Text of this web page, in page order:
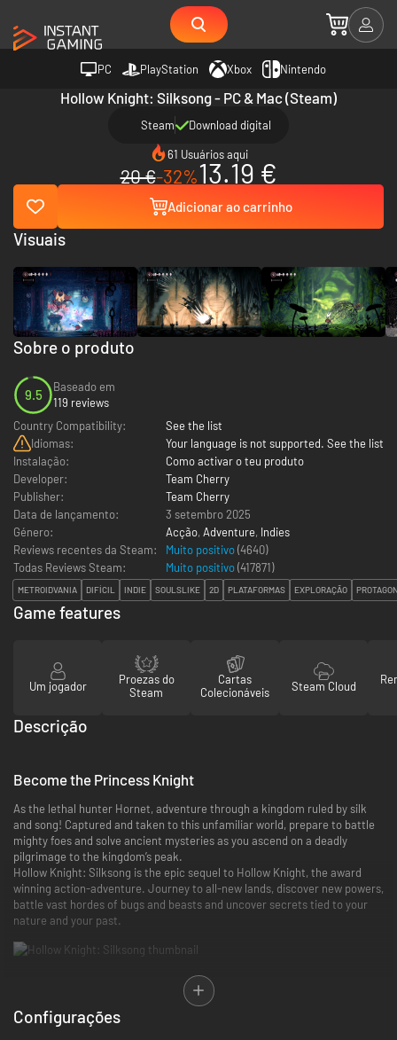
PC PlayStation Xbox Nintendo
Hollow Knight: Silksong - PC & Mac (Steam)
Steam Download digital
61 Usuários aqui
20 €-32%13.19 €
Adicionar ao carrinho
Sobre o produto
9.5
Baseado em
119 reviews
Country Compatibility:
See the list
Idiomas:
Your language is not supported. See the list
Instalação:
Como activar o teu produto
Developer:
Team Cherry
Publisher:
Team Cherry
Data de lançamento:
3 setembro 2025
Género:
Acção, Adventure, Indies
Reviews recentes da Steam:
Muito positivo(4640)
Todas Reviews Steam:
Muito positivo(417871)
METROIDVANIA DIFÍCIL INDIE SOULSLIKE 2D PLATAFORMAS EXPLORAÇÃO
Visuais
Game features
Um jogador
Proezas do
Steam
Cartas
Colecionáveis
Steam Cloud
Descrição
Become the Princess Knight
As the lethal hunter Hornet, adventure through a kingdom ruled by silk
and song! Captured and taken to this unfamiliar world, prepare to battle
mighty foes and solve ancient mysteries as you ascend on a deadly
pilgrimage to the kingdom’s peak.
Hollow Knight: Silksong is the epic sequel to Hollow Knight, the award
winning action-adventure. Journey to all-new lands, discover new powers,
battle vast hordes of bugs and beasts and uncover secrets tied to your
nature and your past.
Discover the fallen insect kingdom of Pharloom! Explore mossy
Configurações